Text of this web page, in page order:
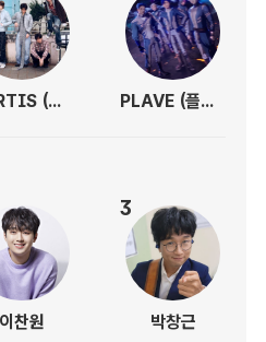
CORTIS (코르티스) PLAVE (플레이브)
이찬원
3
박창근